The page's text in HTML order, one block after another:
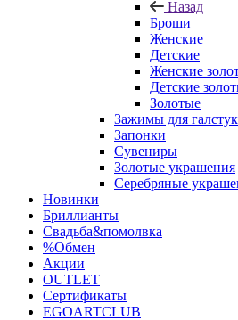
Назад
Броши
Женские
Детские
Женские
Детские
Золотые
Зажимы для
Запонки
Сувениры
Золотые украшения
Серебряные
Новинки
Бриллианты
Свадьба&помолвка
%Обмен
Акции
OUTLET
Сертификаты
EGOARTCLUB